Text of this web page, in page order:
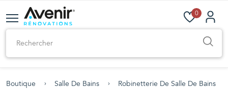
0
Boutique Salle De Bains Robinetterie De Salle De Bains